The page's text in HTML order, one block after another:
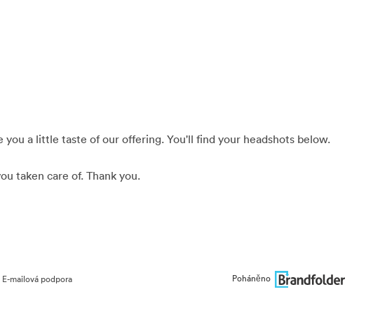
a little taste of our offering. You'll find your headshots below.
taken care of. Thank you.
E-mailová podpora Poháněno